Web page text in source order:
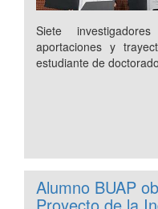
Siete
aportaciones y
estudiante de doctorado
Alumno BUAP